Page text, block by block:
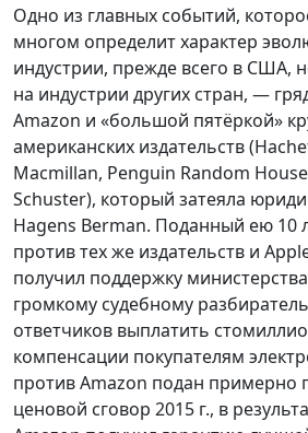
Одно из главных событий,
многом определит характер
индустрии, прежде всего в США,
на индустрии других стран, —
Amazon и «большой пятёркой»
американских издательств
Macmillan, Penguin Random
Schuster), который затеяла
Hagens Berman. Поданный ею 10
против тех же издательств и
получил поддержку
громкому судебному
ответчиков выплатить
компенсации покупателям
против Amazon подан примерно
ценовой сговор 2015 г., в